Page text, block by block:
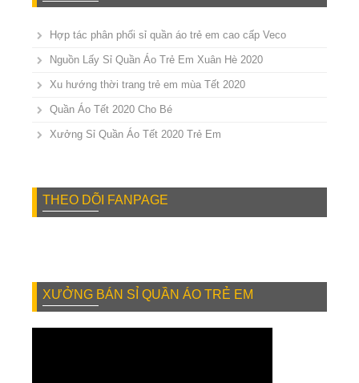
Hợp tác phân phối sỉ quần áo trẻ em cao cấp Veco
Nguồn Lấy Sỉ Quần Áo Trẻ Em Xuân Hè 2020
Xu hướng thời trang trẻ em mùa Tết 2020
Quần Áo Tết 2020 Cho Bé
Xưởng Sỉ Quần Áo Tết 2020 Trẻ Em
THEO DÕI FANPAGE
XƯỞNG BÁN SỈ QUẦN ÁO TRẺ EM